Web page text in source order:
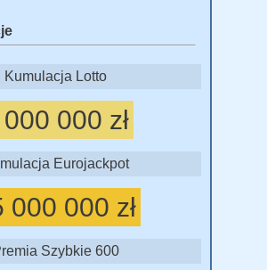
Kumulacja Lotto
000 zł
Eurojackpot
000 000 zł
Szybkie 600